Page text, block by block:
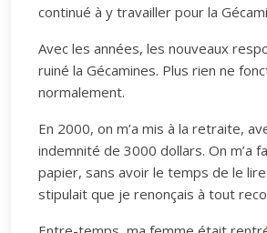
continué à y travailler pour la
Avec les années, les nouveaux
ruiné la Gécamines. Plus rien ne
normalement.
En 2000, on m’a mis à la retraite,
indemnité de 3000 dollars. On m’a
papier, sans avoir le temps de le
stipulait que je renonçais à tout